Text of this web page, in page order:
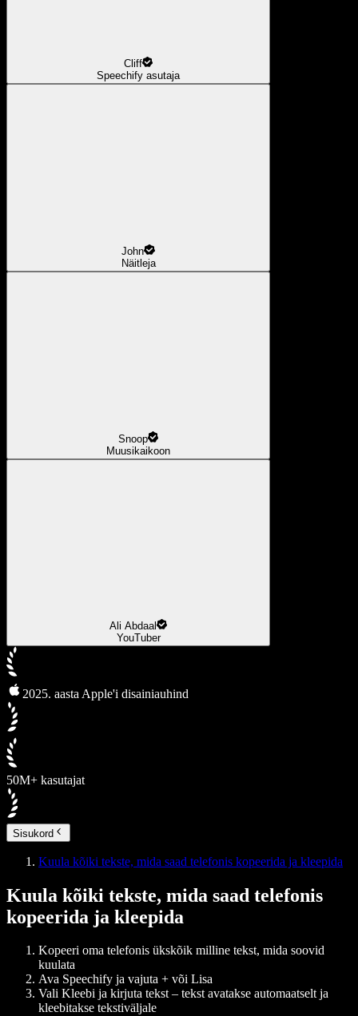
Cliff
Speechify asutaja
John
Näitleja
Snoop
Muusikaikoon
Ali Abdaal
YouTuber
2025. aasta Apple'i disainiauhind
50M+ kasutajat
Sisukord
Kuula kõiki tekste, mida saad telefonis kopeerida ja kleepida
Kuula kõiki tekste, mida saad telefonis
kopeerida ja kleepida
Kopeeri oma telefonis ükskõik milline tekst, mida soovid
kuulata
Ava Speechify ja vajuta + või Lisa
Vali Kleebi ja kirjuta tekst– tekst avatakse automaatselt ja
kleebitakse tekstiväljale